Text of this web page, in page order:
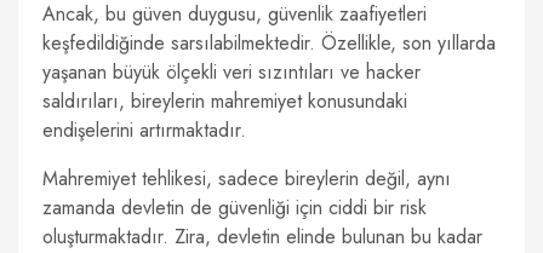
Ancak, bu güven duygusu, güvenlik zaafiyetleri
keşfedildiğinde sarsılabilmektedir. Özellikle, son yıllarda
yaşanan büyük ölçekli veri sızıntıları ve hacker
saldırıları, bireylerin mahremiyet konusundaki
endişelerini artırmaktadır.
Mahremiyet tehlikesi, sadece bireylerin değil, aynı
zamanda devletin de güvenliği için ciddi bir risk
oluşturmaktadır. Zira, devletin elinde bulunan bu kadar